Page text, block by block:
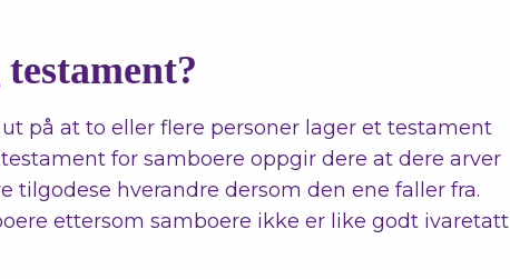
på at to eller flere personer lager et testament
for samboere oppgir dere at dere arver
tilgodese hverandre dersom den ene faller fra.
ettersom samboere ikke er like godt ivaretatt